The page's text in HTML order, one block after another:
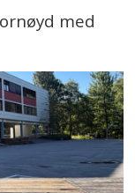
med